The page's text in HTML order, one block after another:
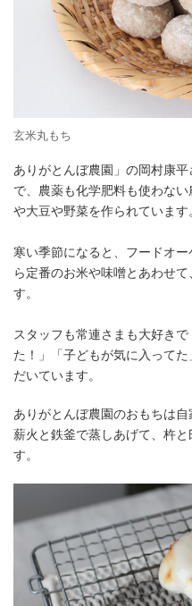
玄米丸もち
ありがとんぼ農園」の岡村康
で、農薬も化学肥料も使わな
や大豆や野菜を作られています
寒い季節になると、フードオ
ら定番のお米や味噌とあわせ
す。
スタッフも常連さまも大好き
た！」「子どもが気に入って
だいています。
ありがとんぼ農園のおもちは
薪火と鉄釜で蒸しあげて、杵
す。